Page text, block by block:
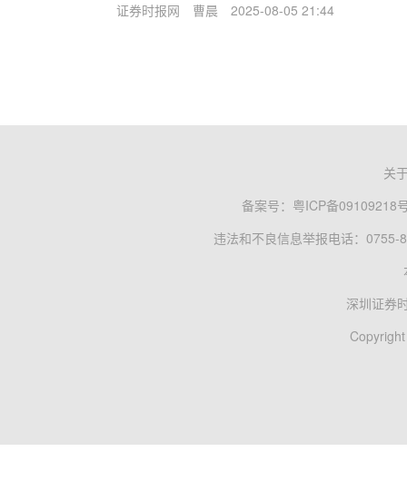
证券时报网 曹晨 2025-08-05 21:44
关
备案号： 粤ICP备09109218
违法和不良信息举报电话：0755-
深圳证券